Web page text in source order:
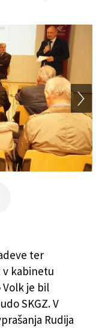
ter
kabinetu
je bil
SKGZ. V
Rudija